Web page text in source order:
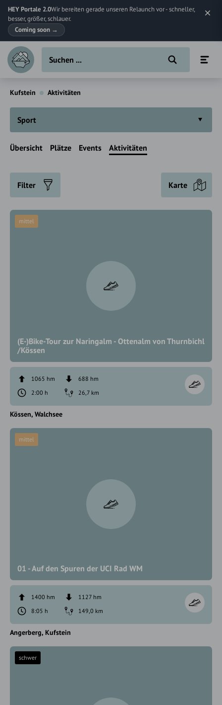
HEY Portale 2.0Wir bereiten gerade unseren Relaunch vor - schneller,
besser, größer, schlauer.
Coming soon →
Kufstein Aktivitäten
Sport
Übersicht Plätze Events Aktivitäten
Filter Karte
(E-)Bike-Tour zur Naringalm - Ottenalm von Thurnbichl
/Kössen
mittel
1065 hm
688 hm
2:00 h
26,7 km
Kössen Walchsee
01 - Auf den Spuren der UCI Rad WM
mittel
1400 hm
1127 hm
8:05 h
149,0 km
Angerberg Kufstein
schwer